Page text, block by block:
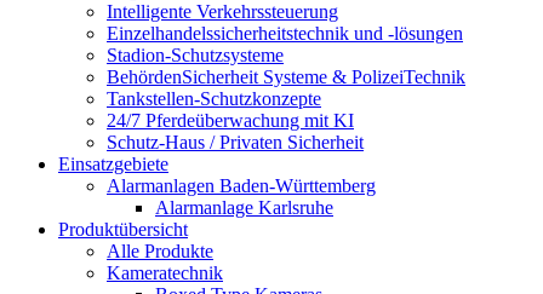
Intelligente Verkehrssteuerung
Einzelhandelssicherheitstechnik und -lösungen
Stadion-Schutzsysteme
BehördenSicherheit Systeme & PolizeiTechnik
Tankstellen-Schutzkonzepte​
24/7 Pferdeüberwachung mit KI
Schutz-Haus / Privaten Sicherheit
Einsatzgebiete
Alarmanlagen Baden-Württemberg
Alarmanlage Karlsruhe
Produktübersicht
Alle Produkte
Kameratechnik